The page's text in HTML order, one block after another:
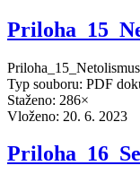
Typ souboru: PDF
Staženo: 286×
Vloženo: 20. 6. 2023